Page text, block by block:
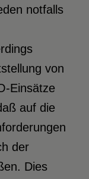
notfalls
von
Einsätze
auf die
der
Dies